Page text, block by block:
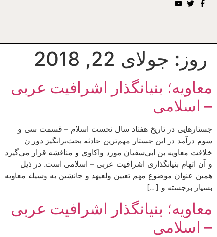
روز: جولای 22, 2018
معاویه؛ بنیانگذار اشرافیت عربی
– اسلامی
جستارهایی در تاریخ هفتاد سال نخست اسلام – قسمت سی و
سوم درآمد در این جستار مهم‌ترین حادثه بحث‌برانگیز دوران
خلافت معاویه بن ابی‌سفیان مورد واکاوی و مناقشه قرار می‌گیرد
و آن اتهام بنیانگذاری اشرافیت عربی – اسلامی است. در ذیل
همین عنوان موضوع مهم تعیین ولعیهد و جانشین به وسیله معاویه
بسیار برجسته و […]
معاویه؛ بنیانگذار اشرافیت عربی
– اسلامی